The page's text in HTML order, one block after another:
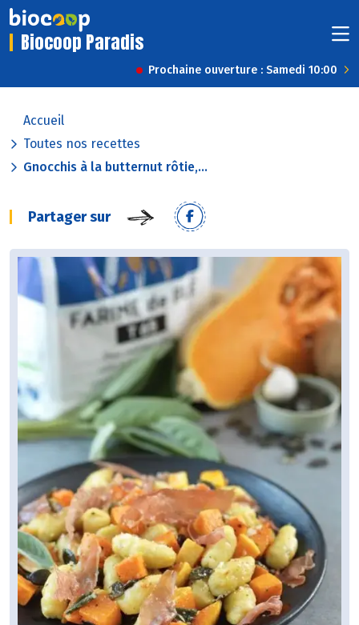
Biocoop Paradis
Prochaine ouverture : Samedi 10:00
Accueil
Toutes nos recettes
Gnocchis à la butternut rôtie,...
Partager sur